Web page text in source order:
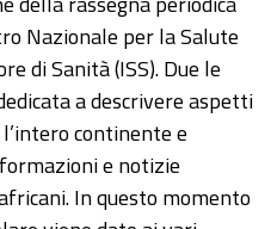
Nazionale per la Salute
di Sanità (ISS). Due le
a descrivere aspetti
continente e
e notizie
In questo momento